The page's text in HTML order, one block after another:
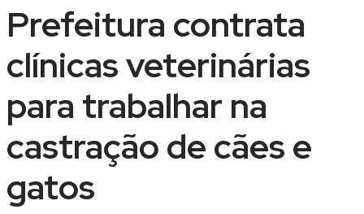
Prefeitura contrata
clínicas veterinárias
para trabalhar na
castração de cães e
gatos